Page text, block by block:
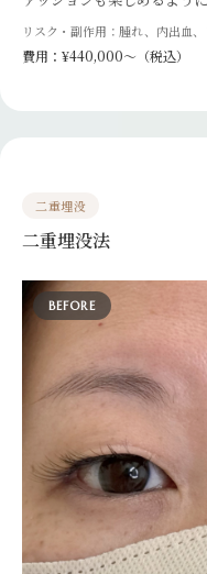
リスク・副作用：腫れ、内出血
費用：¥440,000〜（税込）
二重埋没
二重埋没法
BEFORE